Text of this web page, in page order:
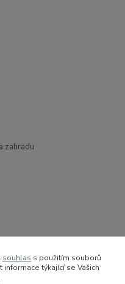
zahradu
souhlas s použitím souborů
týkající se Vašich